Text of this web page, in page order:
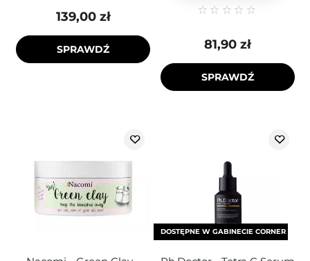
139,00 zł
SPRAWDŹ 81,90 zł
SPRAWDŹ
DOSTĘPNE W GABINECIE CORNER